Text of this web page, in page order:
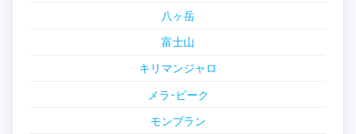
八ヶ岳
富士山
キリマンジャロ
メラ･ピーク
モンブラン